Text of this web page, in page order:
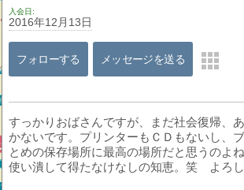
入会日
2016年12月13日
フォローする メッセージを送る
すっかりおばさんですが、まだ社会復帰、
かないです。プリンターもＣＤもないし、
とめの保存場所に最高の場所だと思うのよ
使い潰して得たなけなしの知恵。笑 よろし